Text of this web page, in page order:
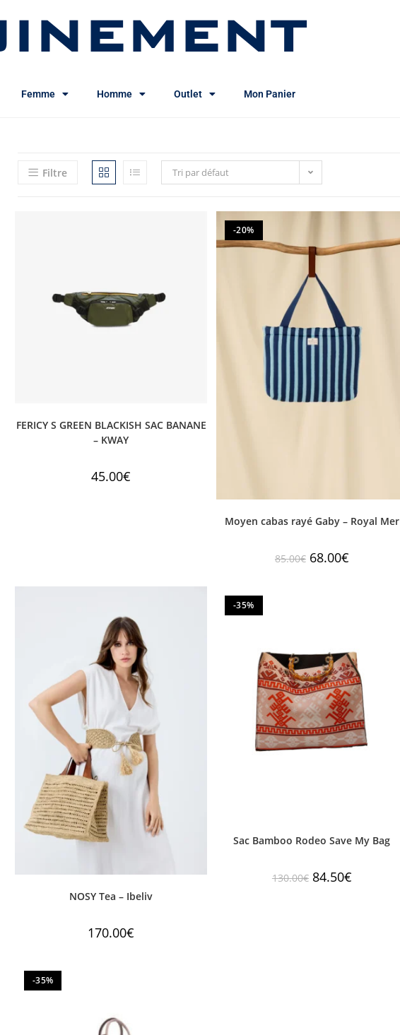
Femme Homme Outlet Mon Panier
Filtre Tri par défaut
FERICY S GREEN BLACKISH SAC BANANE
– KWAY
45.00€
-20%
Moyen cabas rayé Gaby – Royal Mer
85.00€ 68.00€
NOSY Tea – Ibeliv
170.00€
-35%
Sac Bamboo Rodeo Save My Bag
130.00€ 84.50€
-35%